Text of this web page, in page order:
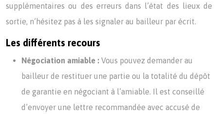
supplémentaires ou des erreurs dans l’état des lieux de
sortie, n’hésitez pas à les signaler au bailleur par écrit.
Les différents recours
Négociation amiable : Vous pouvez demander au
bailleur de restituer une partie ou la totalité du dépôt
de garantie en négociant à l’amiable. Il est conseillé
d’envoyer une lettre recommandée avec accusé de